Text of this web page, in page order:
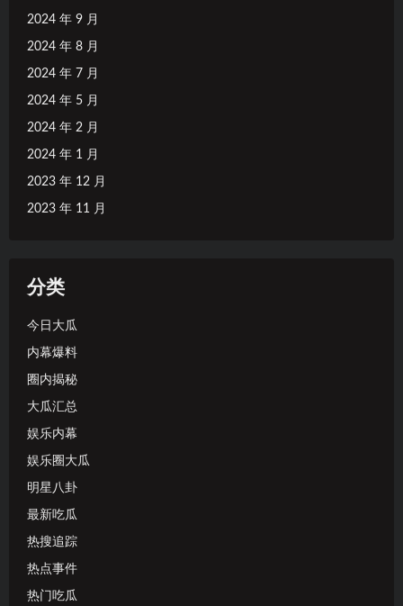
2024 年 9 月
2024 年 8 月
2024 年 7 月
2024 年 5 月
2024 年 2 月
2024 年 1 月
2023 年 12 月
2023 年 11 月
分类
今日大瓜
内幕爆料
圈内揭秘
大瓜汇总
娱乐内幕
娱乐圈大瓜
明星八卦
最新吃瓜
热搜追踪
热点事件
热门吃瓜